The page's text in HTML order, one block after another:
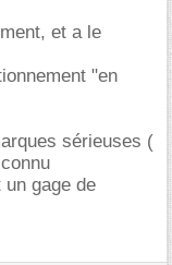
et a le
"en
sérieuses (
gage de